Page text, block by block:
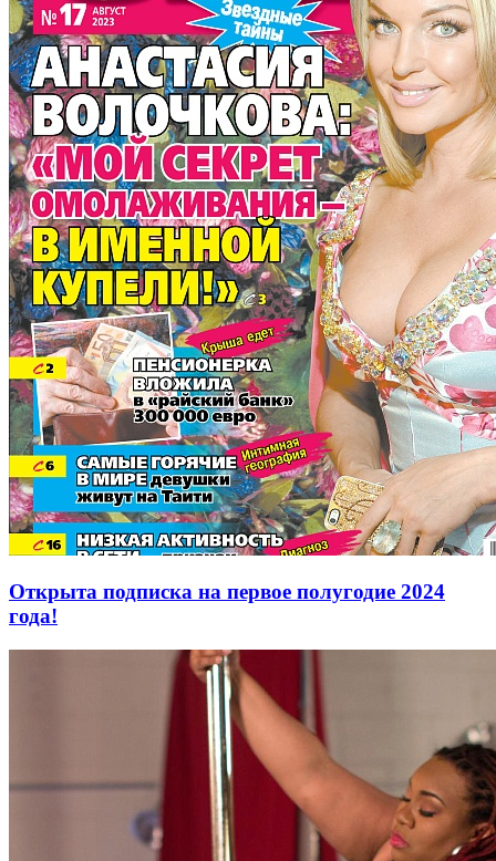
Открыта подписка на первое полугодие 2024
года!